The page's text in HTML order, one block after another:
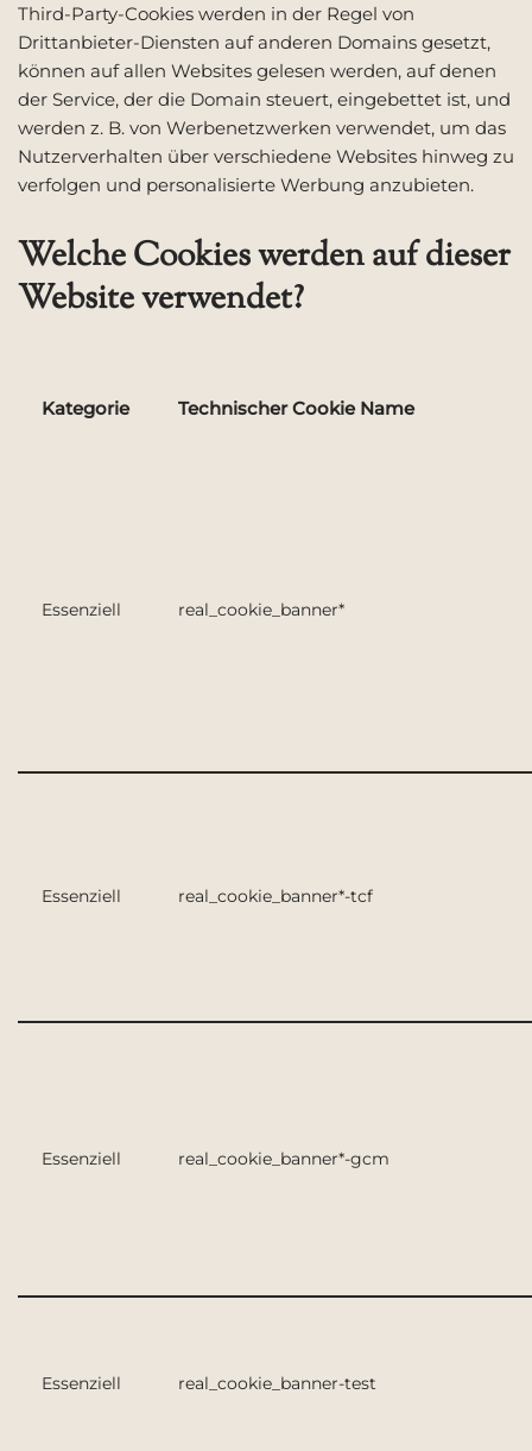
Third-Party-Cookies werden in der Regel von
Drittanbieter-Diensten auf anderen Domains gesetzt,
können auf allen Websites gelesen werden, auf denen
der Service, der die Domain steuert, eingebettet ist, und
werden z. B. von Werbenetzwerken verwendet, um das
Nutzerverhalten über verschiedene Websites hinweg zu
verfolgen und personalisierte Werbung anzubieten.
Welche Cookies werden auf dieser
Website verwendet?
Kategorie Technischer Cookie Name
Essenziell real_cookie_banner*
Essenziell real_cookie_banner*-tcf
Essenziell real_cookie_banner*-gcm
Essenziell real_cookie_banner-test